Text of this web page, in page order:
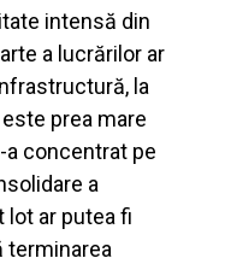
intensă din
a lucrărilor ar
la
prea mare
concentrat pe
a
ar putea fi
terminarea